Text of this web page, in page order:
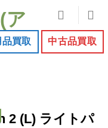
品買取 中古品買取
2 (L) ライトパ